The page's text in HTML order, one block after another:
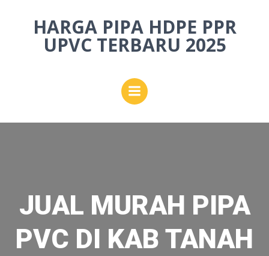
to
content
HARGA PIPA HDPE PPR
UPVC TERBARU 2025
JUAL MURAH PIPA
PVC DI KAB TANAH